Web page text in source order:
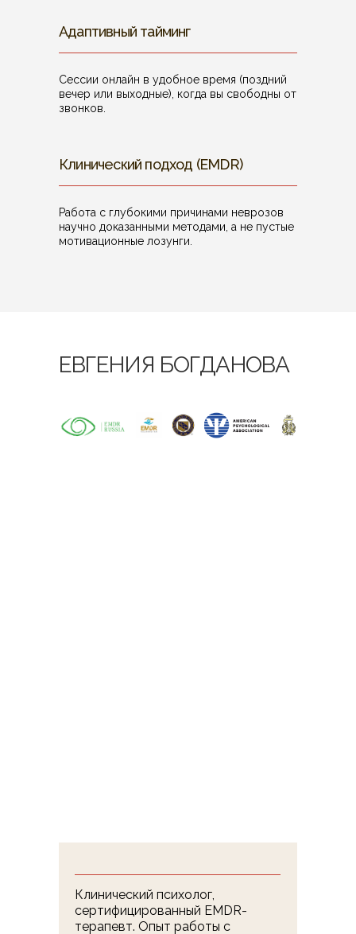
Адаптивный тайминг
Сессии онлайн в удобное время (поздний
вечер или выходные), когда вы свободны от
звонков.
Клинический подход (EMDR)
Работа с глубокими причинами неврозов
научно доказанными методами, а не пустые
мотивационные лозунги.
Клинический психолог,
сертифицированный EMDR-
терапевт. Опыт работы с
ЕВГЕНИЯ БОГДАНОВА